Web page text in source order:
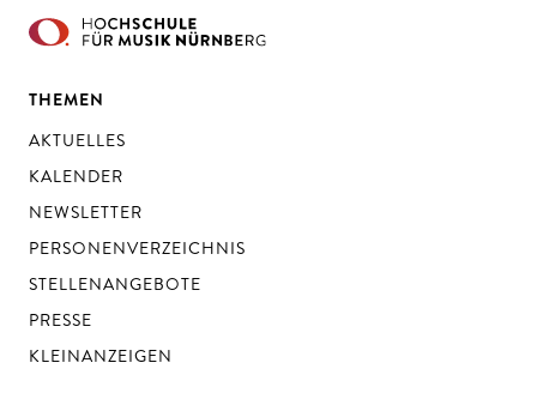
THEMEN
AKTUELLES
KALENDER
NEWSLETTER
PERSONENVERZEICHNIS
STELLENANGEBOTE
PRESSE
KLEINANZEIGEN